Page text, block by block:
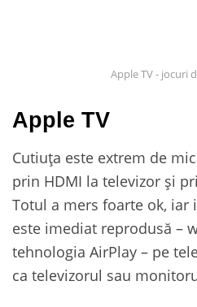
Apple TV - jocuri
Apple TV
Cutiuța este extrem de
prin HDMI la televizor și
Totul a mers foarte ok, iar
este imediat reprodusă –
tehnologia AirPlay – pe
ca televizorul sau